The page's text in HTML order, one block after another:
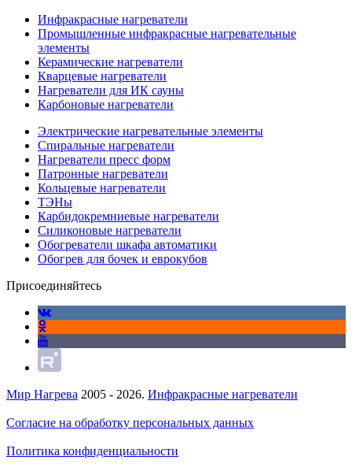
Инфракрасные нагреватели
Промышленные инфракрасные нагревательные
элементы
Керамические нагреватели
Кварцевые нагреватели
Нагреватели для ИК сауны
Карбоновые нагреватели
Электрические нагревательные элементы
Спиральные нагреватели
Нагреватели пресс форм
Патронные нагреватели
Кольцевые нагреватели
ТЭНы
Карбидокремниевые нагреватели
Силиконовые нагреватели
Обогреватели шкафа автоматики
Обогрев для бочек и еврокубов
Присоединяйтесь
Мир Нагрева 2005 - 2026. Инфракрасные нагреватели
Согласие на обработку персональных данных
Политика конфиденциальности